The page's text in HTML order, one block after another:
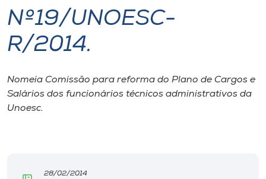
I.nova
Cultura
Nº19/UNOESC-
R/2014.
Nomeia Comissão para reforma do Plano de Cargos e
Salários dos funcionários técnicos administrativos da
Unoesc.
28/02/2014